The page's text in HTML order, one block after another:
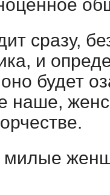
сразу,
и
оно будет
наше,
милые